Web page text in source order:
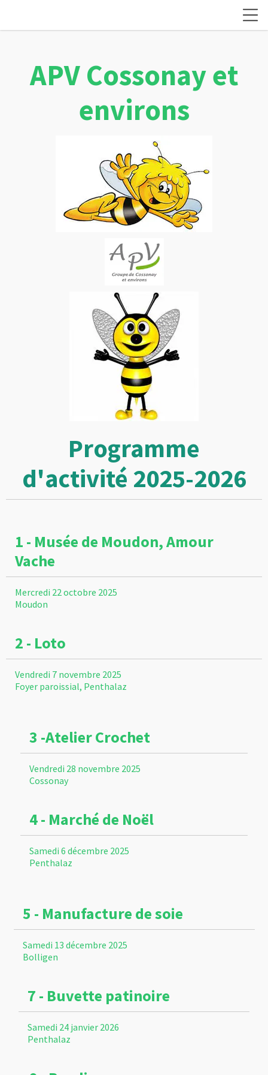
APV Cossonay et
environs
Programme
d'activité 2025-2026
1 - Musée de Moudon, Amour
Vache
Mercredi 22 octobre 2025
Moudon
2 - Loto
Vendredi 7 novembre 2025
Foyer paroissial, Penthalaz
3 -Atelier Crochet
Vendredi 28 novembre 2025
Cossonay
4 - Marché de Noël
Samedi 6 décembre 2025
Penthalaz
5 - Manufacture de soie
Samedi 13 décembre 2025
Bolligen
7 - Buvette patinoire
Samedi 24 janvier 2026
Penthalaz